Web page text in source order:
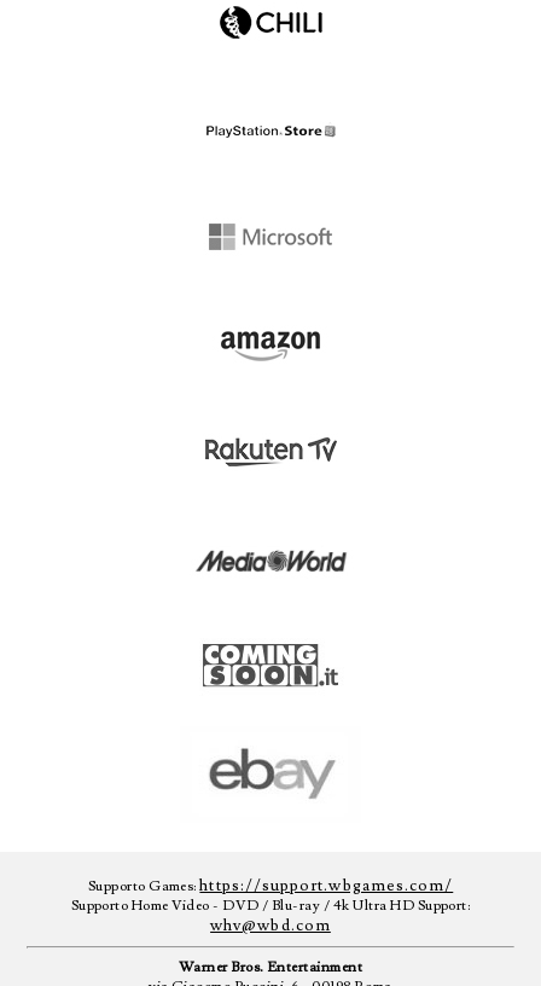
Supporto Games:https://support.wbgames.com/
Supporto Home Video - DVD / Blu-ray / 4k Ultra HD Support:
whv@wbd.com
Warner Bros. Entertainment